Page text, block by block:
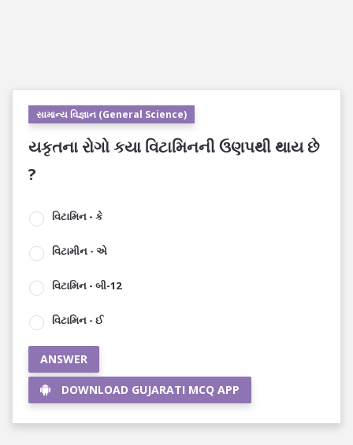
સામાન્ય વિજ્ઞાન (General Science)
યકૃતના રોગો કયા વિટામિનની ઉણપથી થાય છે
?
વિટામિન - કે
વિટામીન - એ
વિટામિન - બી-12
વિટામિન - ઈ
ANSWER
DOWNLOAD GUJARATI MCQ APP